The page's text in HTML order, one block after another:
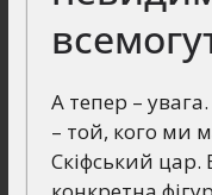
А тепер – увага.
– той, кого ми
Скіфський цар.